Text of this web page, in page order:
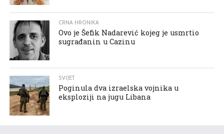
CRNA HRONIKA
Ovo je Šefik Nadarević kojeg je usmrtio
sugrađanin u Cazinu
SVIJET
Poginula dva izraelska vojnika u
eksploziji na jugu Libana